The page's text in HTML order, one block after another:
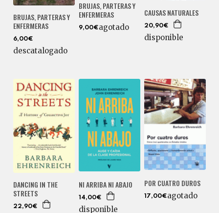
BRUJAS, PARTERAS Y
ENFERMERAS
6,00€
descatalogado
BRUJAS, PARTERAS Y
ENFERMERAS
9,00€agotado
CAUSAS NATURALES
20,90€
disponible
DANCING IN THE
STREETS
22,90€
NI ARRIBA NI ABAJO
14,00€
disponible
POR CUATRO DUROS
17,00€agotado